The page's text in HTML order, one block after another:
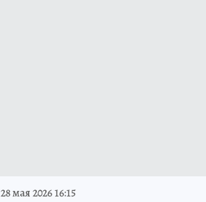
28 мая 2026 16:15